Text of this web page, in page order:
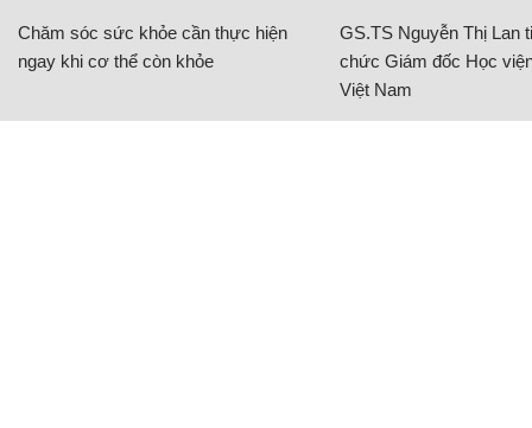
Chăm sóc sức khỏe cần thực hiện
ngay khi cơ thể còn khỏe
GS.TS Nguyễn Thị Lan
chức Giám đốc Học
Việt Nam